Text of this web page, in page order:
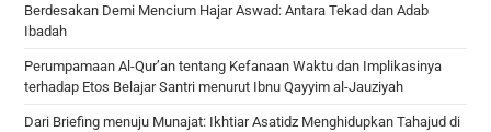
Berdesakan Demi Mencium Hajar Aswad: Antara Tekad dan Adab
Ibadah
Perumpamaan Al-Qur’an tentang Kefanaan Waktu dan Implikasinya
terhadap Etos Belajar Santri menurut Ibnu Qayyim al-Jauziyah
Dari Briefing menuju Munajat: Ikhtiar Asatidz Menghidupkan Tahajud di